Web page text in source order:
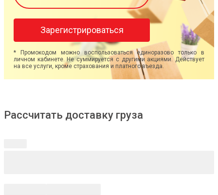
Зарегистрироваться
* Промокодом можно воспользоваться единоразово только в
личном кабинете. Не суммируется с другими акциями. Действует
на все услуги, кроме страхования и платного въезда.
Рассчитать доставку груза